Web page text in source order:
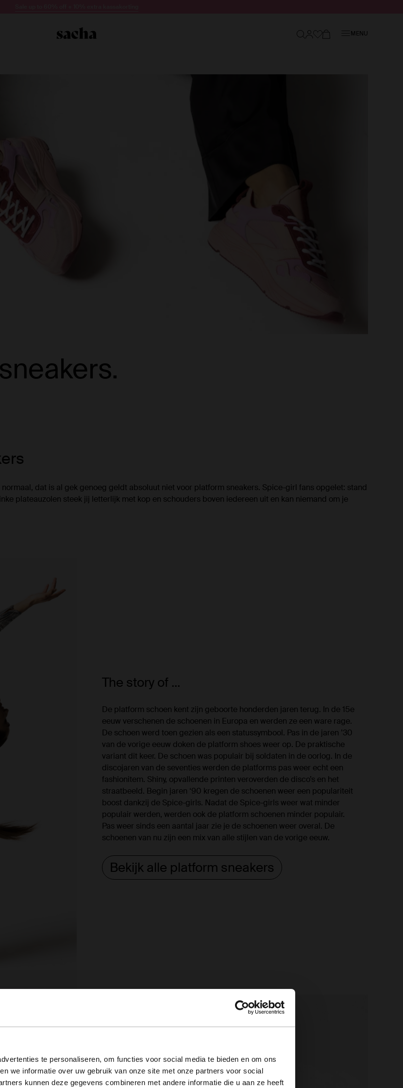
te personaliseren, om functies voor social media te bieden en om ons
we informatie over uw gebruik van onze site met onze partners voor social
kunnen deze gegevens combineren met andere informatie die u aan ze heeft
MENU
dat is al gek genoeg geldt absoluut niet voor platform sneakers. Spice-girl fans opgelet: stand
plateauzolen steek jij letterlijk met kop en schouders boven iedereen uit en kan niemand om je
The story of ...
De platform schoen kent zijn geboorte honderden jaren terug. In de 15e
eeuw verschenen de schoenen in Europa en werden ze een ware rage.
De schoen werd toen gezien als een statussymbool. Pas in de jaren ’30
van de vorige eeuw doken de platform shoes weer op. De praktische
variant dit keer. De schoen was populair bij soldaten in de oorlog. In de
discojaren van de seventies werden de platforms pas weer echt een
fashionitem. Shiny, opvallende printen veroverden de disco’s en het
straatbeeld. Begin jaren ‘90 kregen de schoenen weer een populariteit
boost dankzij de Spice-girls. Nadat de Spice-girls weer wat minder
populair werden, werden ook de platform schoenen minder populair.
Pas weer sinds een aantal jaar zie je de schoenen weer overal. De
schoenen van nu zijn een mix van alle stijlen van de vorige eeuw.
Bekijk alle platform sneakers
website in English?
your language isn't Dutch. Would you like to